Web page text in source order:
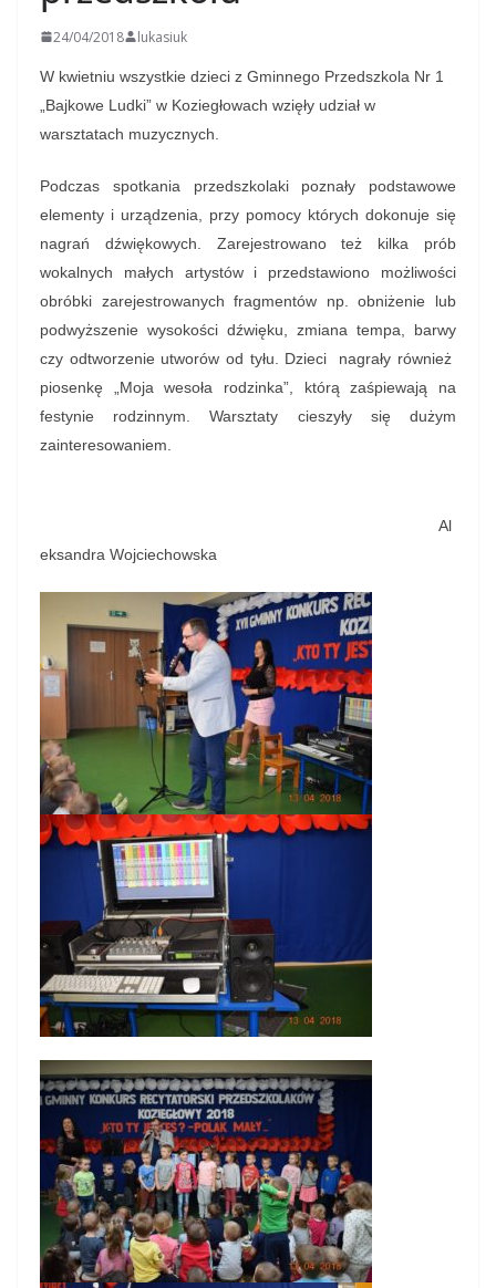
24/04/2018 lukasiuk
W kwietniu wszystkie dzieci z Gminnego Przedszkola Nr 1
„Bajkowe Ludki” w Koziegłowach wzięły udział w
warsztatach muzycznych.
Podczas spotkania przedszkolaki poznały podstawowe
elementy i urządzenia, przy pomocy których dokonuje się
nagrań dźwiękowych. Zarejestrowano też kilka prób
wokalnych małych artystów i przedstawiono możliwości
obróbki zarejestrowanych fragmentów np. obniżenie lub
podwyższenie wysokości dźwięku, zmiana tempa, barwy
czy odtworzenie utworów od tyłu. Dzieci nagrały również
piosenkę „Moja wesoła rodzinka”, którą zaśpiewają na
festynie rodzinnym. Warsztaty cieszyły się dużym
zainteresowaniem.
Al
eksandra Wojciechowska